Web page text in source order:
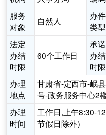
服务
对象
自然人
办件
类型
法定
办结
时限
60个工作日
承诺
办结
时限
办理
地点
甘肃省-定西市-岷
号-政务服务中心2
办理
时间
工作日,上午8:30-
节假日除外）